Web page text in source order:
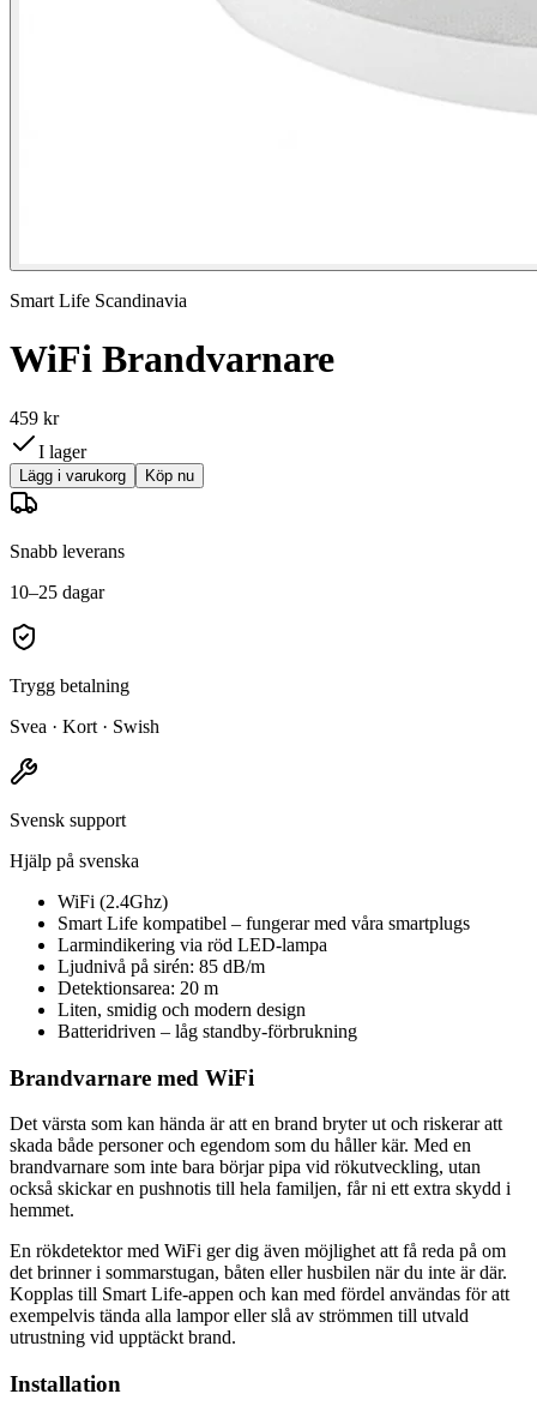
Smart Life Scandinavia
WiFi Brandvarnare
459 kr
I lager
Lägg i varukorg Köp nu
Snabb leverans
10–25 dagar
Trygg betalning
Svea · Kort · Swish
Svensk support
Hjälp på svenska
WiFi (2.4Ghz)
Smart Life kompatibel – fungerar med våra smartplugs
Larmindikering via röd LED-lampa
Ljudnivå på sirén: 85 dB/m
Detektionsarea: 20 m
Liten, smidig och modern design
Batteridriven – låg standby-förbrukning
Brandvarnare med WiFi
Det värsta som kan hända är att en brand bryter ut och riskerar att
skada både personer och egendom som du håller kär. Med en
brandvarnare som inte bara börjar pipa vid rökutveckling, utan
också skickar en pushnotis till hela familjen, får ni ett extra skydd i
hemmet.
En rökdetektor med WiFi ger dig även möjlighet att få reda på om
det brinner i sommarstugan, båten eller husbilen när du inte är där.
Kopplas till Smart Life-appen och kan med fördel användas för att
exempelvis tända alla lampor eller slå av strömmen till utvald
utrustning vid upptäckt brand.
Installation